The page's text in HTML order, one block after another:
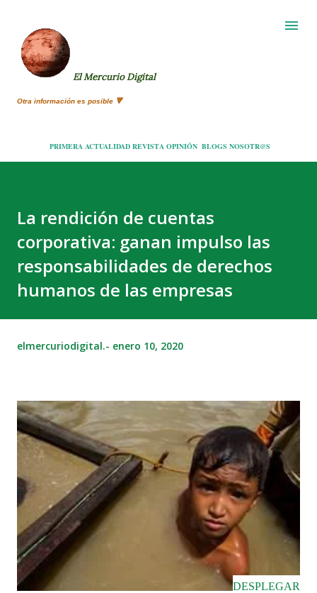
El Mercurio Digital
Otra información es posible 🔻
PRIMERA ACTUALIDAD REVISTA OPINIÓN BLOGS NOSOTR@S
La rendición de cuentas
corporativa: ganan impulso las
responsabilidades de derechos
humanos de las empresas
elmercuriodigital.- enero 10, 2020
DESPLEGAR